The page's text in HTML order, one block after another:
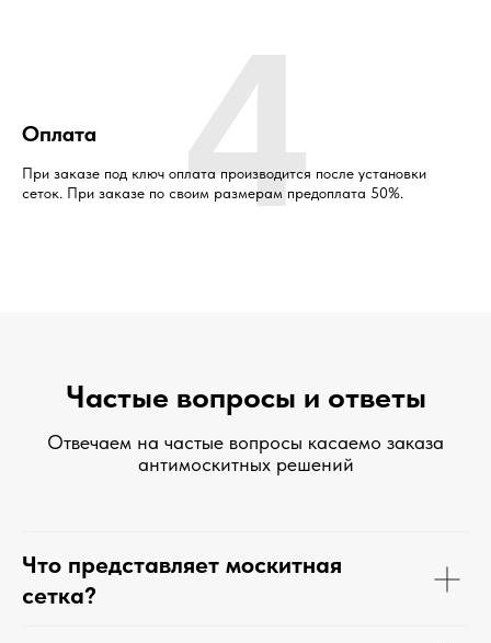
Оплата
При заказе под ключ оплата производится после установки
сеток. При заказе по своим размерам предоплата 50%.
4
Частые вопросы и ответы
Отвечаем на частые вопросы касаемо заказа
антимоскитных решений
Что представляет москитная
сетка?